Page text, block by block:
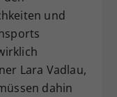
und
Lara Vadlau,
dahin